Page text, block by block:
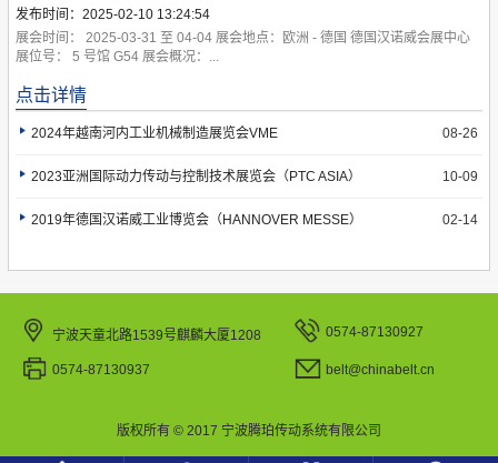
发布时间：2025-02-10 13:24:54
展会时间： 2025-03-31 至 04-04 展会地点：欧洲 - 德国 德国汉诺威会展中心
展位号： 5 号馆 G54 展会概况：...
点击详情
2024年越南河内工业机械制造展览会VME 08-26
2023亚洲国际动力传动与控制技术展览会（PTC ASIA） 10-09
2019年德国汉诺威工业博览会（HANNOVER MESSE） 02-14
宁波天童北路1539号麒麟大厦1208 0574-87130927
0574-87130937 belt@chinabelt.cn
版权所有 © 2017 宁波腾珀传动系统有限公司